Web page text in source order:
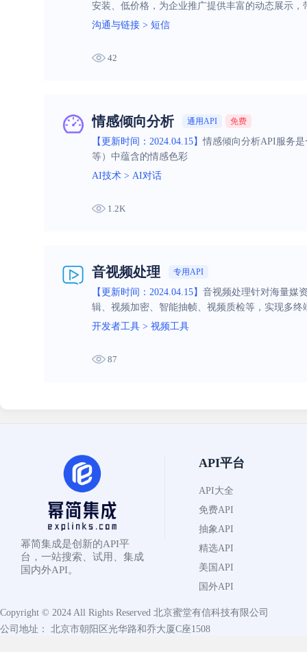
安装、低价格，为企业推广提供丰富的动态展示
沟通与链接 > 短信
42
情感倾向分析 通用API 免费
【更新时间：2024.04.15】情感倾向分析API服务
等）中蕴含的情感色彩
AI技术 > AI对话
1.2K
音视频处理 专用API
【更新时间：2024.04.15】 音视频处理针对海量媒
辑、视频加密、智能抽帧、视频质检等，实现多终
开发者工具 > 视频工具
87
幂简集成是创新的API平
台，一站搜索、试用、集成
国内外API。
API平台
API大全
免费API
抽象API
精选API
美国API
国外API
Copyright © 2024 All Rights Reserved 北京蜜堂有信科技有限公司
公司地址： 北京市朝阳区光华路和乔大厦C座1508